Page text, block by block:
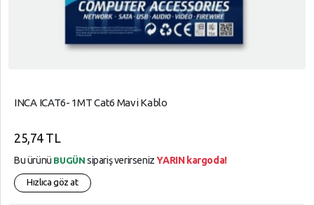
INCA ICAT6- 1MT Cat6 Mavi Kablo
25,74 TL
Bu ürünü BUGÜN sipariş verirsenizYARIN kargoda!
Hızlıca göz at